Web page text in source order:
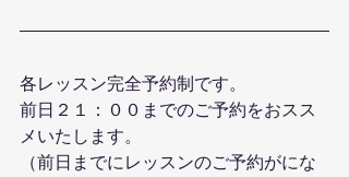
各レッスン完全予約制です。
前日２１：００までのご予約をおスス
メいたします。
（前日までにレッスンのご予約がにな